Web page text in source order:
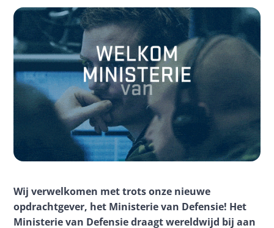
Wij verwelkomen met trots onze nieuwe
opdrachtgever, het Ministerie van Defensie! Het
Ministerie van Defensie draagt wereldwijd bij aan